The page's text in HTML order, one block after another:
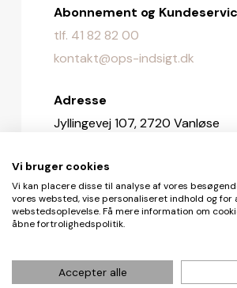
Abonnement og
tlf. 41 82 82 00
kontakt@ops-indsigt.dk
Adresse
Jyllingevej 107, 2720 Vanløse
Redaktionen
redaktionen@ops-indsigt.dk
© De Fire Vinde ApS 2026
Vi bruger cookies
Vi kan placere disse til analyse af vores
vores websted, vise personaliseret indhold og for
webstedsoplevelse. Få mere information om
åbne fortrolighedspolitik.
Accepter alle